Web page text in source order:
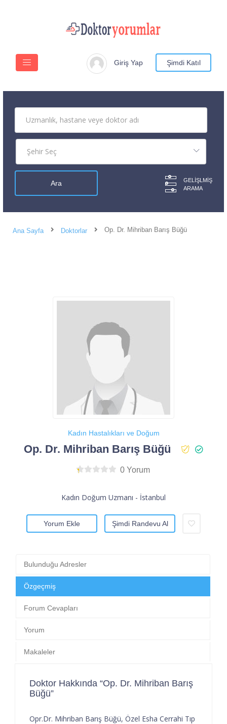
Giriş Yap Şimdi Katıl
GELIŞLMIŞ
ARAMA
Ana Sayfa Doktorlar Op. Dr. Mihriban Barış Büğü
Kadın Hastalıkları ve Doğum
Op. Dr. Mihriban Barış Büğü
0 Yorum
Kadın Doğum Uzmanı - İstanbul
Yorum Ekle Şimdi Randevu Al
Bulunduğu Adresler
Özgeçmiş
Forum Cevapları
Yorum
Makaleler
Doktor Hakkında “Op. Dr. Mihriban Barış
Büğü”
Opr.Dr. Mihriban Barış Büğü, Özel Esha Cerrahi Tıp